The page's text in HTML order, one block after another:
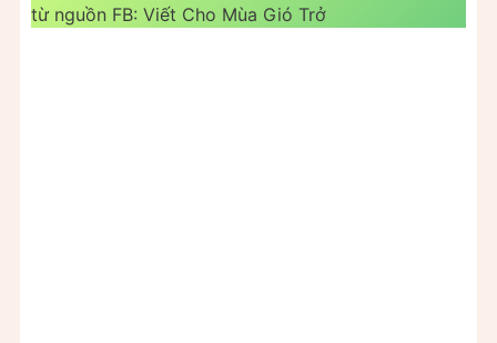
từ nguồn FB: Viết Cho Mùa Gió Trở